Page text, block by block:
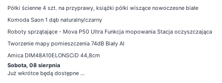
Półki ścienne 4 szt. na przyprawy, książki półki wiszące nowoczesne białe
Komoda Saon 1 dąb naturalny/czarny
Roboty sprzątające - Mova P50 Ultra Funkcja mopowania Stacja oczyszczająca
Tworzenie mapy pomieszczenia 74dB Biały AI
Amica DIM48A10ELONSCiD 44,8cm
Sobota, 08 sierpnia
Już wkrótce będą dostępne ...